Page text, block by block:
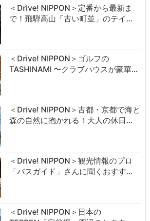
＜Drive! NIPPON＞定番から最新ま
で！飛騨高山「古い町並」のテイ…
＜Drive! NIPPON＞ゴルフの
TASHINAMI 〜クラブハウスが豪華…
＜Drive! NIPPON＞古都・京都で海と
森の自然に抱かれる！大人の休日…
＜Drive! NIPPON＞観光情報のプロ
「バスガイド」さんに聞くおすす…
＜Drive! NIPPON＞日本の